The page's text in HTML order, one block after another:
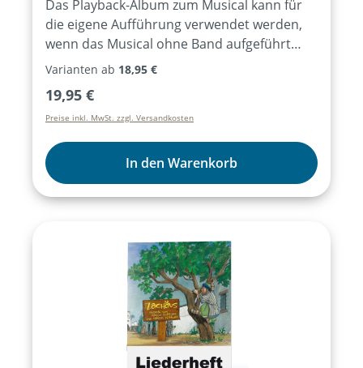
Das Playback-Album zum Musical kann für
die eigene Aufführung verwendet werden,
wenn das Musical ohne Band aufgeführt
werden soll. Enthalten sind alle
Instrumentalversionen.
Varianten ab 18,95 €
Regulärer Preis:
19,95 €
Preise inkl. MwSt. zzgl. Versandkosten
In den Warenkorb